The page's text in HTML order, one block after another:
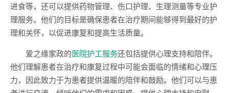
进食等，还可以提供药物管理、伤口护理、生理测量等专业护
理服务。他们的目标是确保患者在治疗期间能够得到最好的护
理和关怀，以促进康复和提高生活质量。
爱之缘家政的医院护工服务还包括提供心理支持和陪伴。
他们理解患者在治疗和康复过程中可能会面临的情绪和心理压
力，因此致力于为患者提供温暖的陪伴和鼓励。他们可以与患